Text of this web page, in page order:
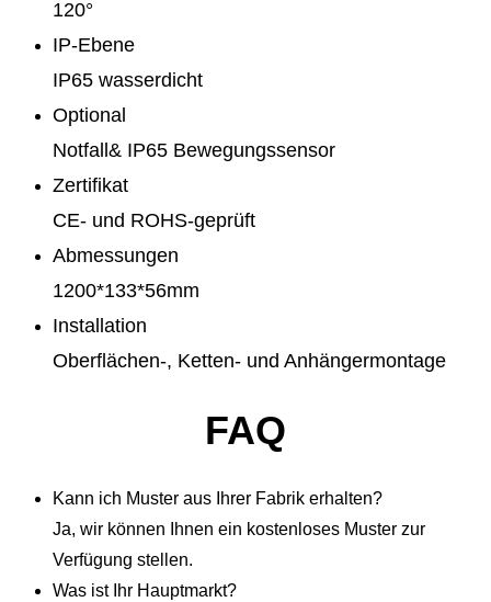
120°
IP-Ebene
IP65 wasserdicht
Optional
Notfall& IP65 Bewegungssensor
Zertifikat
CE- und ROHS-geprüft
Abmessungen
1200*133*56mm
Installation
Oberflächen-, Ketten- und Anhängermontage
FAQ
Kann ich Muster aus Ihrer Fabrik erhalten?
Ja, wir können Ihnen ein kostenloses Muster zur
Verfügung stellen.
Was ist Ihr Hauptmarkt?